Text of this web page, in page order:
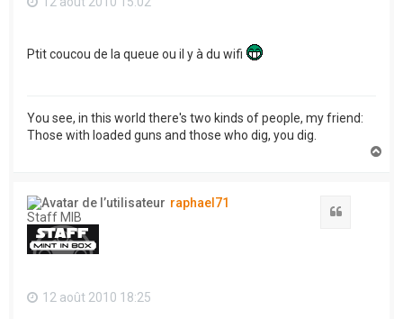
Ptit coucou de la queue ou il y à du wifi
You see, in this world there's two kinds of people, my friend:
Those with loaded guns and those who dig, you dig.
raphael71
Staff MIB
12 août 2010 18:25